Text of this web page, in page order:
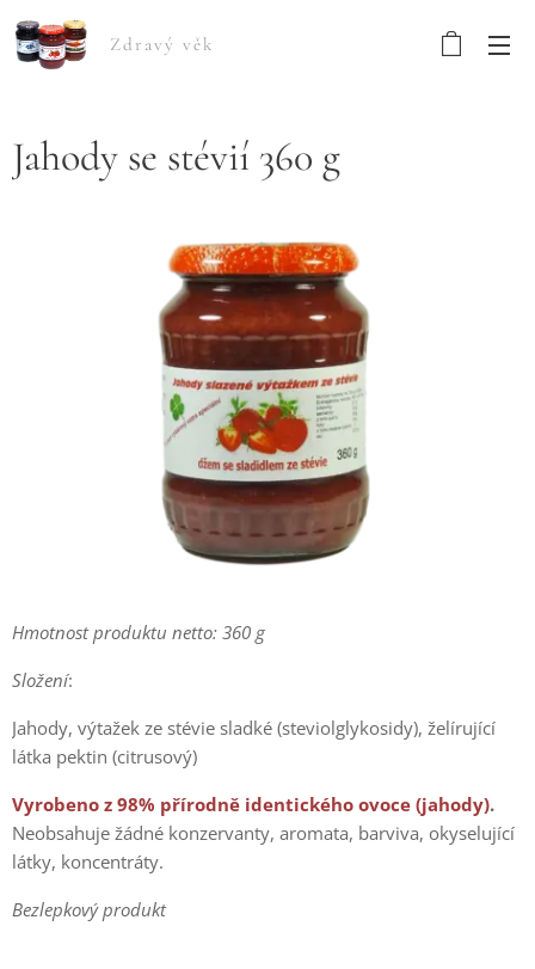
Zdravý věk
Jahody se stévií 360 g
Hmotnost produktu netto: 360 g
Složení:
Jahody, výtažek ze stévie sladké (steviolglykosidy), želírující
látka pektin (citrusový)
Vyrobeno z 98% přírodně identického ovoce (jahody).
Neobsahuje žádné konzervanty, aromata, barviva, okyselující
látky, koncentráty.
Bezlepkový produkt